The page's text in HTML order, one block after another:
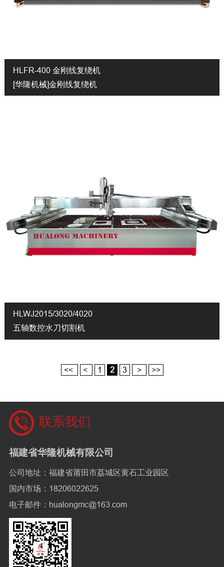
HLFR-400 金刚线复绕机
[华隆机械]金刚线复绕机
HLWJ2015/3020/4020
五轴数控水刀切割机
<< < 1 2 3 > >>
联系我们
福建省华隆机械有限公司
公司地址：福建省莆田市荔城区黄石工业园区
国内市场：18206022625
电子邮件：hualongmc@163.com